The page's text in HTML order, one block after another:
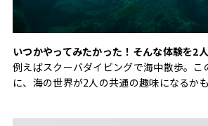
いつかやってみたかった！そんな体験を2
例えばスクーバダイビングで海中散歩。こ
に、海の世界が2人の共通の趣味になるかも